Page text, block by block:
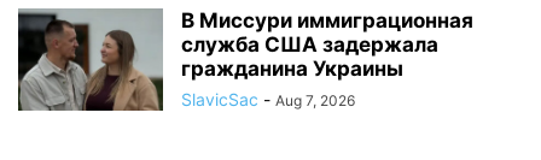
В Миссури иммиграционная
служба США задержала
гражданина Украины
SlavicSac - Aug 7, 2026